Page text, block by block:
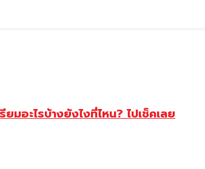
มอะไรบ้างยังไงที่ไหน? ไปเช็คเลย